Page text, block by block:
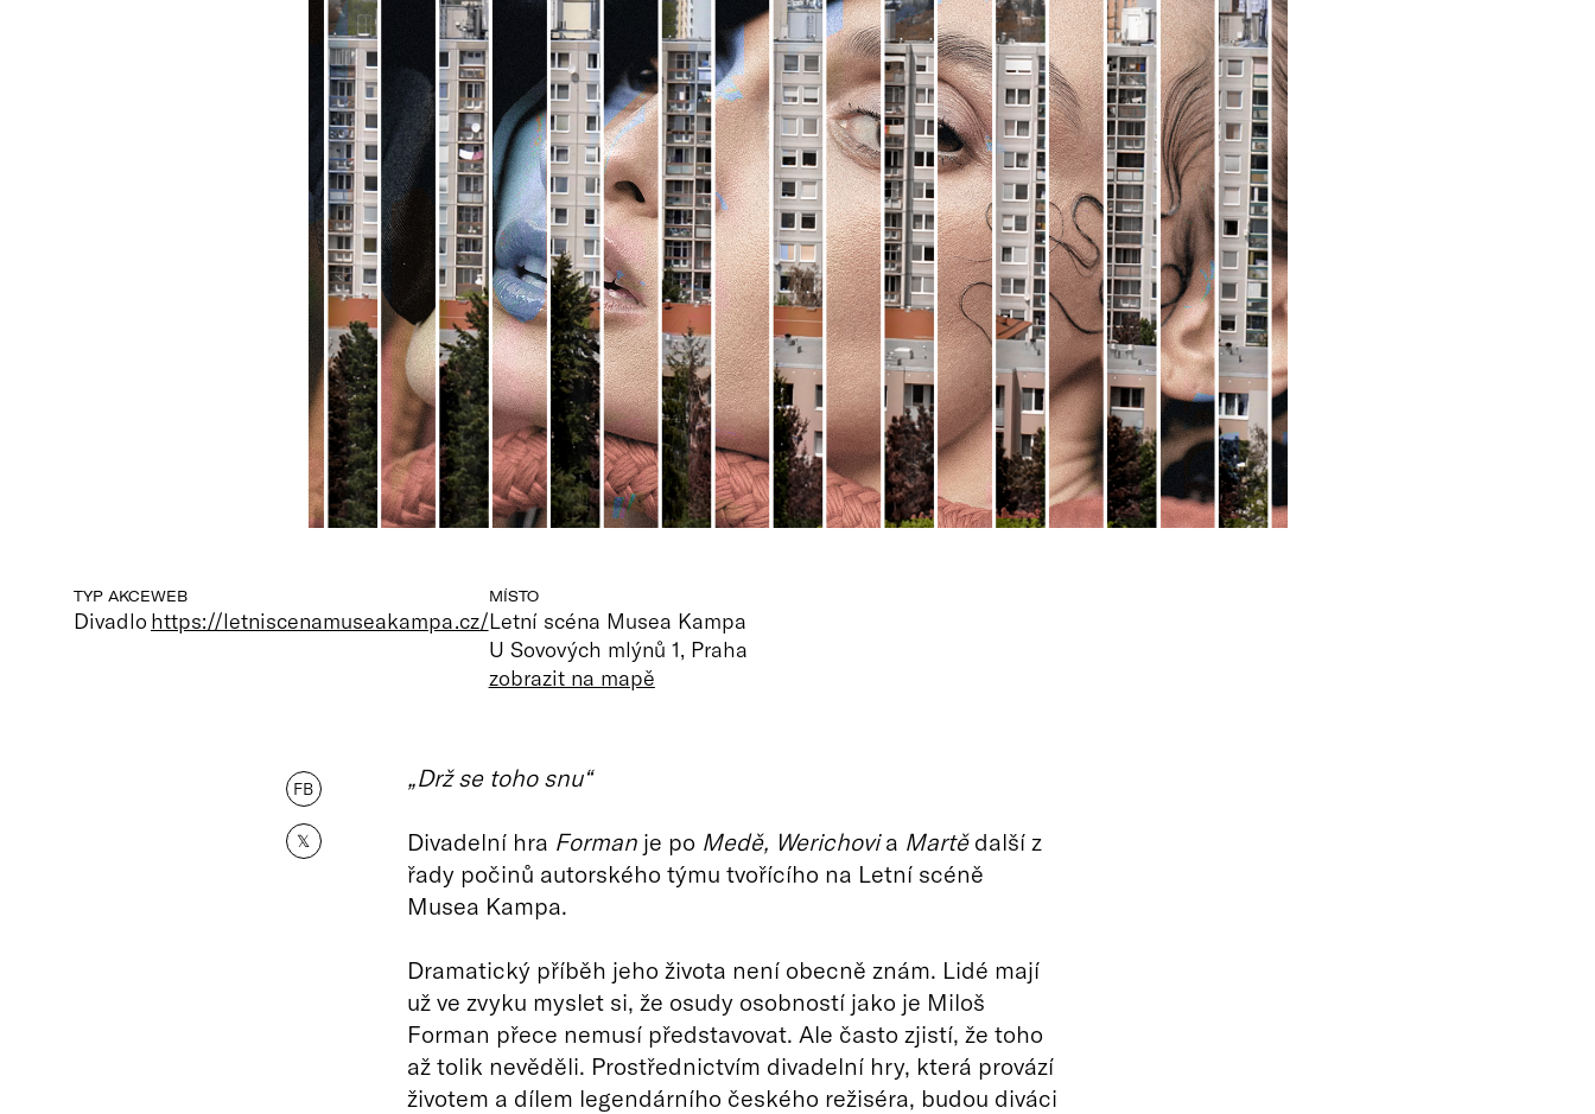
TYP AKCE
Divadlo
WEB
https://letniscenamuseakampa.cz/
MÍSTO
Letní scéna Musea Kampa
U Sovových mlýnů 1, Praha
zobrazit na mapě
FB
𝕏
„Drž se toho snu“
Divadelní hra Formanje po Medě, Werichovia Martědalší z
řady počinů autorského týmu tvořícího na Letní scéně
Musea Kampa.
Dramatický příběh jeho života není obecně znám. Lidé mají
už ve zvyku myslet si, že osudy osobností jako je Miloš
Forman přece nemusí představovat. Ale často zjistí, že toho
až tolik nevěděli. Prostřednictvím divadelní hry, která provází
životem a dílem legendárního českého režiséra, budou diváci